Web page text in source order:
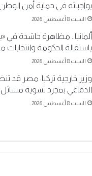
بواجباته في حماية أمن
السبت 8 أغسطس 2026
ألمانيا.. مظاهرة حاشدة في
باستقالة الحكومة وانتخابات
السبت 8 أغسطس 2026
وزير خارجية تركيا: مصر قد
الدفاعي بمجرد تسوية مسائل
السبت 8 أغسطس 2026